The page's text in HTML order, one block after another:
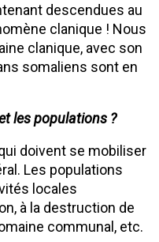
descendues au
clanique ! Nous
clanique, avec son
somaliens sont en
les populations ?
doivent se mobiliser
Les populations
locales
à la destruction de
communal, etc.